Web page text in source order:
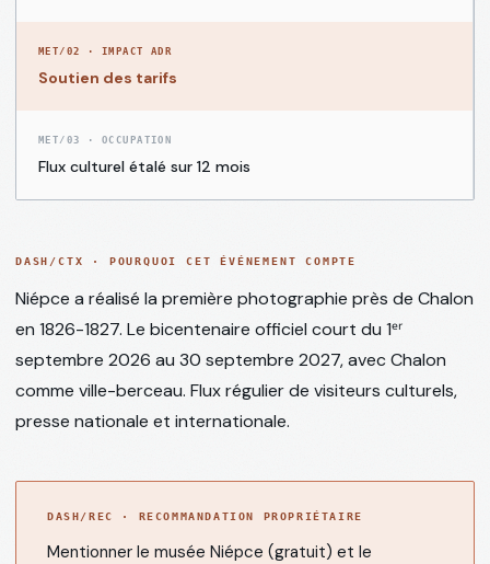
AUD
Audit
d'annonce
Loi
Le
2024
DPE
Chalon
MET/02 · IMPACT ADR
Soutien des tarifs
MET/03 · OCCUPATION
Flux culturel étalé sur 12 mois
DASH/CTX · POURQUOI CET ÉVÉNEMENT COMPTE
Niépce a réalisé la première photographie près de Chalon
en 1826-1827. Le bicentenaire officiel court du 1ᵉʳ
septembre 2026 au 30 septembre 2027, avec Chalon
comme ville-berceau. Flux régulier de visiteurs culturels,
presse nationale et internationale.
DASH/REC · RECOMMANDATION PROPRIÉTAIRE
Mentionner le musée Niépce (gratuit) et le